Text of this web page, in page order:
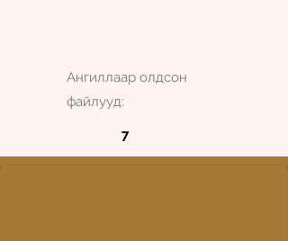
Ангиллаар олдсон
файлууд:
7